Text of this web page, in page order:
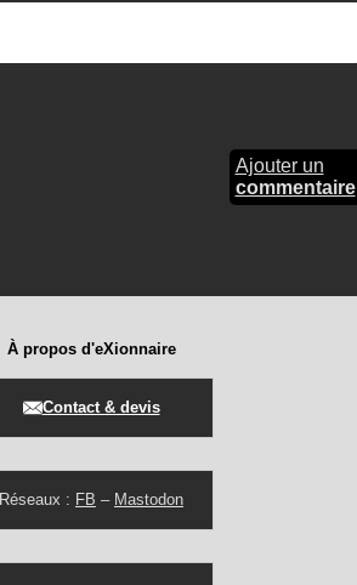
Ajouter un
commentaire
À propos d'eXionnaire
Contact & devis
Réseaux : FB – Mastodon